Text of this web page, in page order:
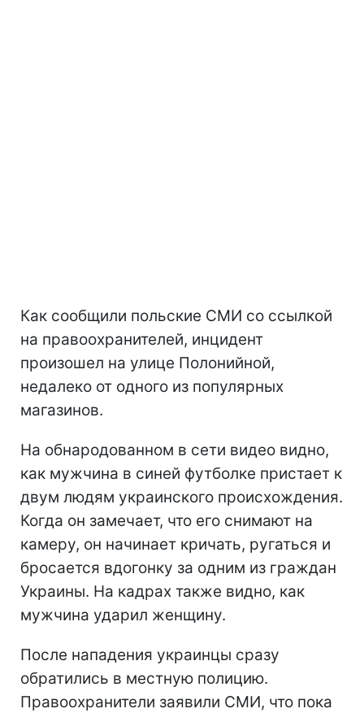
Как сообщили польские СМИ со ссылкой
на правоохранителей, инцидент
произошел на улице Полонийной,
недалеко от одного из популярных
магазинов.
На обнародованном в сети видео видно,
как мужчина в синей футболке пристает к
двум людям украинского происхождения.
Когда он замечает, что его снимают на
камеру, он начинает кричать, ругаться и
бросается вдогонку за одним из граждан
Украины. На кадрах также видно, как
мужчина ударил женщину.
После нападения украинцы сразу
обратились в местную полицию.
Правоохранители заявили СМИ, что пока